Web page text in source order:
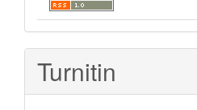
Turnitin